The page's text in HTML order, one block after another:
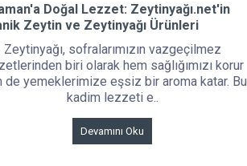
Doğal Lezzet: Zeytinyağı.net'in
Zeytin ve Zeytinyağı Ürünleri
Zeytinyağı, sofralarımızın vazgeçilmez
biri olarak hem sağlığımızı korur
de yemeklerimize eşsiz bir aroma katar. Bu
kadim lezzeti e..
Devamını Oku